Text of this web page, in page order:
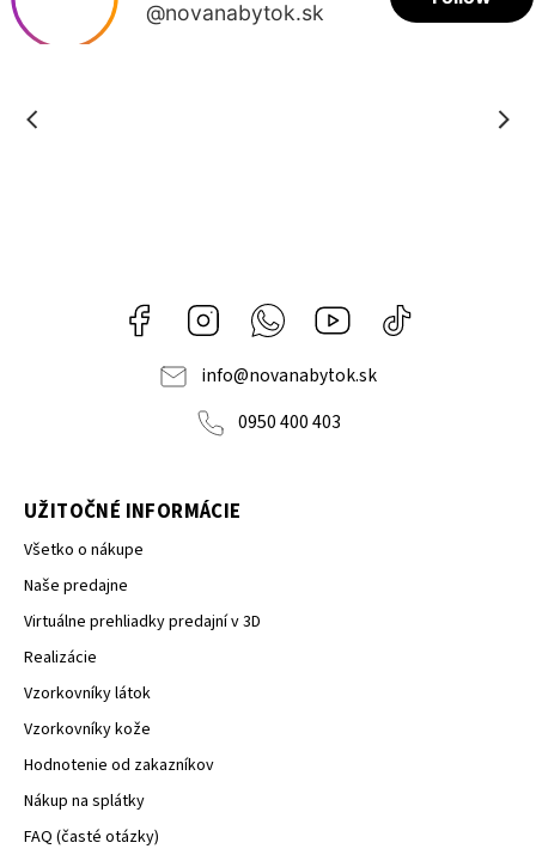
Facebook Instagram Whatsapp Youtube
nábytok
NOVA
info@novanabytok.sk
0950 400 403
UŽITOČNÉ INFORMÁCIE
Všetko o nákupe
Naše predajne
Virtuálne prehliadky predajní v 3D
Realizácie
Vzorkovníky látok
Vzorkovníky kože
Hodnotenie od zakazníkov
Nákup na splátky
FAQ (časté otázky)